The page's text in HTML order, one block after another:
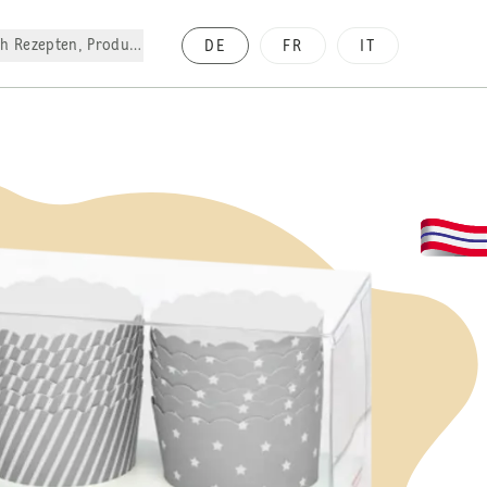
Rezepten, Produkte, etc. DE FR